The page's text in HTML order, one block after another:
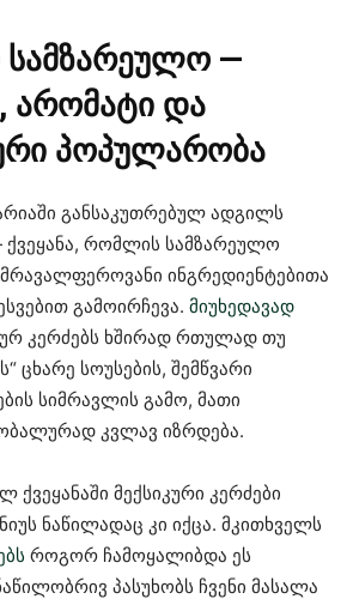
სამზარეულო —
არომატი და
პოპულარობა
განსაკუთრებულ ადგილს
ქვეყანა, რომლის სამზარეულო
ინგრედიენტებითა
გამოირჩევა. მიუხედავად
კერძებს ხშირად რთულად თუ
ცხარე სოუსების, შემწვარი
სიმრავლის გამო, მათი
კვლავ იზრდება.
მექსიკური კერძები
ნაწილადაც კი იქცა. მკითხველს
როგორ ჩამოყალიბდა ეს
პასუხობს ჩვენი მასალა